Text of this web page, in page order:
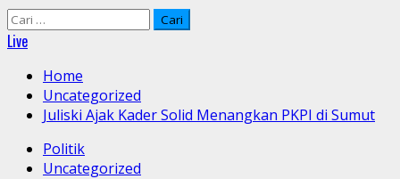
Cari
untuk:
Live
Home
Uncategorized
Juliski Ajak Kader Solid Menangkan PKPI di Sumut
Politik
Uncategorized